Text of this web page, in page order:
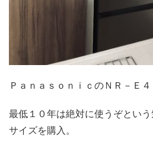
ＰａｎａｓｏｎｉｃのＮＲ－Ｅ４
最低１０年は絶対に使うぞとい
サイズを購入。